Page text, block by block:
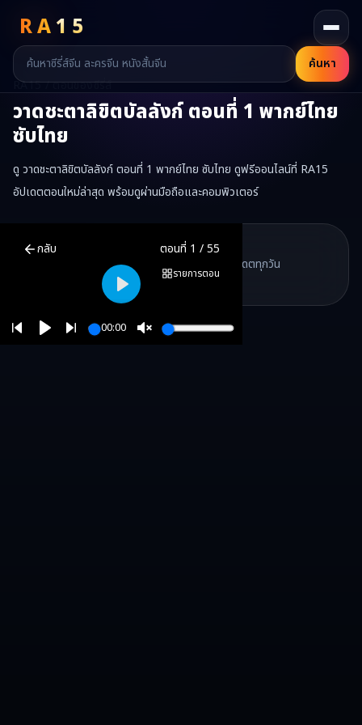
RA15
ค้นหา
RA15 / ตอนของซีรี่ส์
วาดชะตาลิขิตบัลลังก์ตอนที่ 1 พากย์ไทย
ซับไทย
ดู วาดชะตาลิขิตบัลลังก์ ตอนที่ 1 พากย์ไทย ซับไทย ดูฟรีออนไลน์ที่ RA15
อัปเดตตอนใหม่ล่าสุด พร้อมดูผ่านมือถือและคอมพิวเตอร์
กลับ ตอนที่ 1 /55
รายการตอน
00:00
Play
วาดช
RA15 เป็นเว็บไซต์ดูซีรี่ส์จีนออนไลน์ฟรี ที่รวบรวมหนังจีน ละครจีน มิ
RA15 Drama
RA15 Drama
รวมซีรี่ส์จีน ละครสั้น หนังแนวตั้ง พากย์ไทย อัปเดตทุกวัน
RA15 Drama